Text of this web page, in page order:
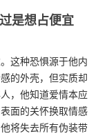
是想占便宜
这种恐惧源于他内
的外壳，但实质却
，他知道爱情本应
面的关怀换取情感
将失去所有伪装带